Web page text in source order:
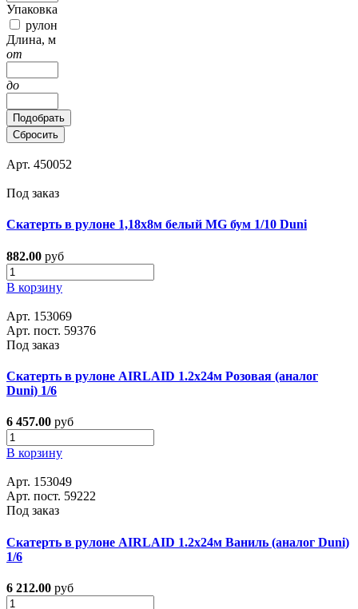
Упаковка
рулон
Длина, м
от
до
Подобрать
Сбросить
Арт. 450052
Под заказ
Скатерть в рулоне 1,18х8м белый MG бум 1/10 Duni
882.00 руб
В корзину
Арт. 153069
Арт. пост. 59376
Под заказ
Скатерть в рулоне AIRLAID 1.2x24м Розовая (аналог
Duni) 1/6
6 457.00 руб
В корзину
Арт. 153049
Арт. пост. 59222
Под заказ
Скатерть в рулоне AIRLAID 1.2x24м Ваниль (аналог Duni)
1/6
6 212.00 руб